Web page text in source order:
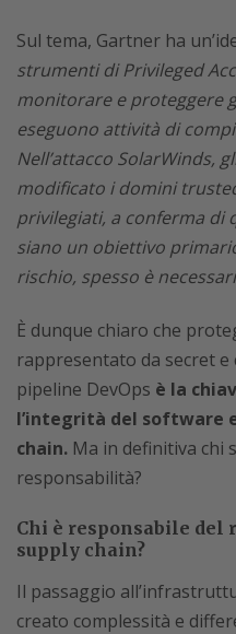
Sul tema, Gartner ha
strumenti di Privileged
monitorare e proteggere
eseguono attività di
Nell’attacco SolarWinds,
modificato i domini
privilegiati, a conferma di
siano un obiettivo
rischio, spesso è
È dunque chiaro che
rappresentato da secret
pipeline DevOps è la
l’integrità del software
chain. Ma in definitiva chi
responsabilità?
Chi è responsabile
supply chain?
Il passaggio
creato complessità e